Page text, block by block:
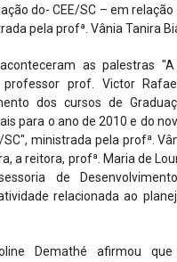
do- CEE/SC – em
pela profª. Vânia Tanira
as palestras
prof. Victor
dos cursos de
para o ano de 2010 e do
ministrada pela profª.
a reitora, profª. Maria de
de
relacionada ao
Demathé afirmou